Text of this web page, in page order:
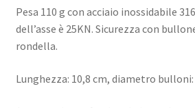
Pesa 110 g con acciaio inossidabile
dell’asse è 25KN. Sicurezza con
rondella.
Lunghezza: 10,8 cm, diametro